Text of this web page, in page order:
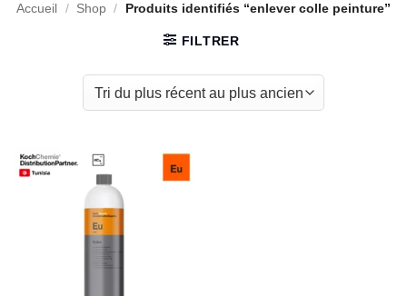
Accueil / Shop / Produits identifiés “enlever colle peinture”
FILTRER